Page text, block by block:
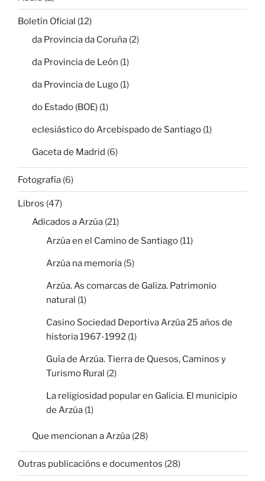
Boletín Oficial (12)
da Provincia da Coruña (2)
da Provincia de León (1)
da Provincia de Lugo (1)
do Estado (BOE) (1)
eclesiástico do Arcebispado de Santiago (1)
Gaceta de Madrid (6)
Fotografía (6)
Libros (47)
Adicados a Arzúa (21)
Arzúa en el Camino de Santiago (11)
Arzúa na memoria (5)
Arzúa. As comarcas de Galiza. Patrimonio
natural (1)
Casino Sociedad Deportiva Arzúa 25 años de
historia 1967-1992 (1)
Guía de Arzúa. Tierra de Quesos, Caminos y
Turismo Rural (2)
La religiosidad popular en Galicia. El municipio
de Arzúa (1)
Que mencionan a Arzúa (28)
Outras publicacións e documentos (28)